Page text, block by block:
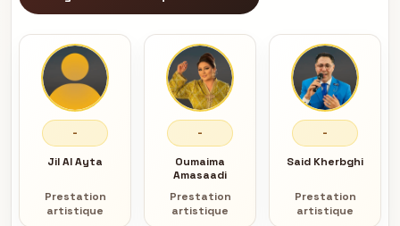
-
Jil Al Ayta
Prestation
artistique
-
Oumaima
Amasaadi
Prestation
artistique
-
Said Kherbghi
Prestation
artistique